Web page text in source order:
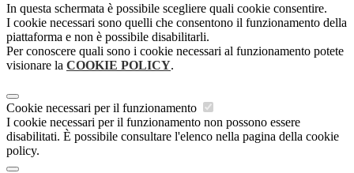
In questa schermata è possibile scegliere quali cookie consentire.
I cookie necessari sono quelli che consentono il funzionamento della
piattaforma e non è possibile disabilitarli.
Per conoscere quali sono i cookie necessari al funzionamento potete
visionare la COOKIE POLICY.
Cookie necessari per il funzionamento
I cookie necessari per il funzionamento non possono essere
disabilitati. È possibile consultare l'elenco nella pagina della cookie
policy.